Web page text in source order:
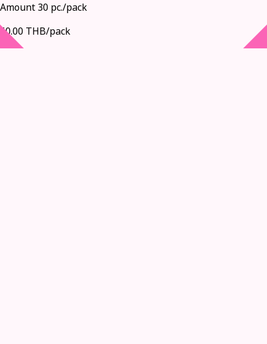
Amount 30 pc./pack
60.00 THB/pack